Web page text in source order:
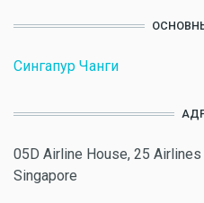
Сингапур Чанги
05D Airline House, 25
Singapore